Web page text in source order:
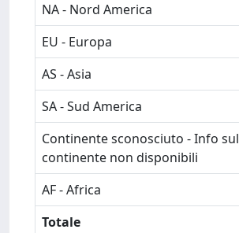
NA - Nord America
EU - Europa
AS - Asia
SA - Sud America
Continente sconosciuto - Info sul
continente non disponibili
AF - Africa
Totale